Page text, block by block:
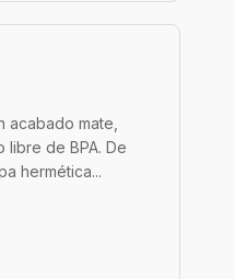
acabado mate,
libre de BPA. De
hermética...